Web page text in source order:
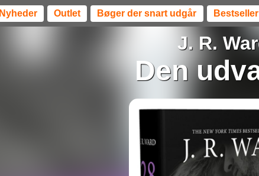
Nyheder Outlet Bøger der snart udgår Bestseller
J. R.
Den